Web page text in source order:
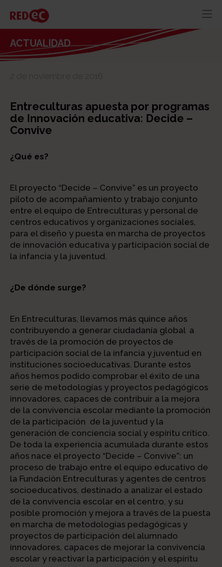
RECURSOS
CONTACTO
ACTUALIDAD
2 de noviembre de 2016
Entreculturas apuesta por programas
de Innovación educativa: Decide –
Convive
¿Qué es?
El proyecto “Decide – Convive” es un proyecto
piloto de acompañamiento y trabajo conjunto
entre el equipo de Entreculturas y personal de
centros educativos y organizaciones sociales,
para el diseño y puesta en marcha de proyectos
de innovación educativa y participación social de
la infancia y la juventud.
¿De dónde surge?
En Entreculturas, llevamos más quince años
contribuyendo a generar ciudadanía global a
través de la promoción de proyectos de
participación social de la infancia y juventud en
instituciones socioeducativas. Durante estos
años hemos podido comprobar el éxito de una
serie de metodologías y proyectos pedagógicos
innovadores, capaces de contribuir a la mejora
de la convivencia escolar mediante la promoción
de la participación de la juventud y la
generación de conciencia social y espíritu crítico.
De toda la experiencia acumulada durante estos
años nace el proyecto “Decide – Convive”: un
proceso de trabajo entre el equipo educativo de
la Fundación Entreculturas y agentes de centros
socioeducativos, destinado a analizar el estado
de la convivencia escolar en el centro, y su
posible promoción y mejora a través de la puesta
en marcha de metodologías pedagógicas y
proyectos de participación del alumnado
innovadores, capaces de mejorar la convivencia
escolar y reactivar la participación y el espíritu